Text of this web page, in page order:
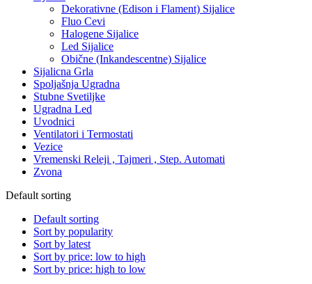
Dekorativne (Edison i Flament) Sijalice
Fluo Cevi
Halogene Sijalice
Led Sijalice
Obične (Inkandescentne) Sijalice
Sijalicna Grla
Spoljašnja Ugradna
Stubne Svetiljke
Ugradna Led
Uvodnici
Ventilatori i Termostati
Vezice
Vremenski Releji , Tajmeri , Step. Automati
Zvona
Default sorting
Default sorting
Sort by popularity
Sort by latest
Sort by price: low to high
Sort by price: high to low